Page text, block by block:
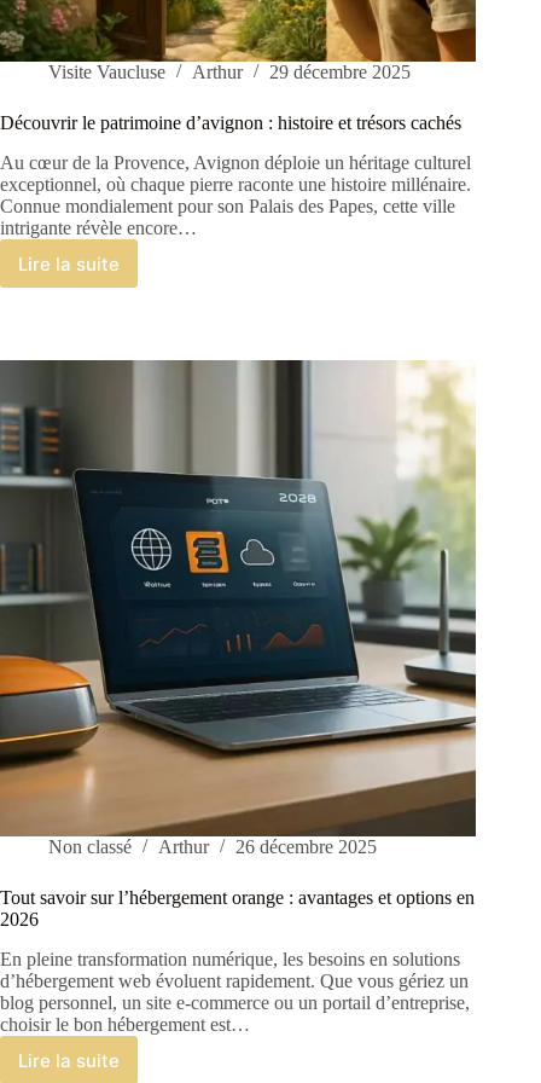
Visite Vaucluse Arthur 29 décembre 2025
Découvrir le patrimoine d’avignon : histoire et trésors cachés
Au cœur de la Provence, Avignon déploie un héritage culturel
exceptionnel, où chaque pierre raconte une histoire millénaire.
Connue mondialement pour son Palais des Papes, cette ville
intrigante révèle encore…
Lire la suite
Découvrir
:
Non classé Arthur 26 décembre 2025
Tout savoir sur l’hébergement orange : avantages et options en
2026
En pleine transformation numérique, les besoins en solutions
d’hébergement web évoluent rapidement. Que vous gériez un
blog personnel, un site e-commerce ou un portail d’entreprise,
choisir le bon hébergement est…
Lire la suite
Tout